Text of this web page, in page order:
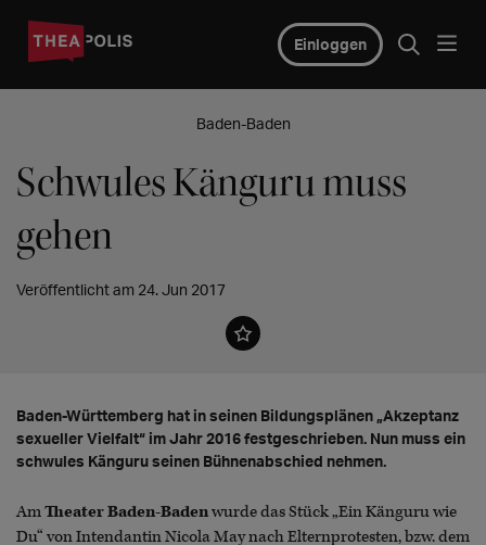
Einloggen
Baden-Baden
Schwules Känguru muss
gehen
Veröffentlicht am 24. Jun 2017
Baden-Württemberg hat in seinen Bildungsplänen „Akzeptanz
sexueller Vielfalt“ im Jahr 2016 festgeschrieben. Nun muss ein
schwules Känguru seinen Bühnenabschied nehmen.
AmTheater Baden-Badenwurde das Stück „Ein Känguru wie
Du“ von Intendantin Nicola May nach Elternprotesten, bzw. dem